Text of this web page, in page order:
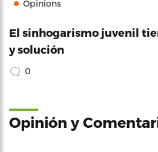
Opinions
El sinhogarismo juvenil
y solución
0
Opinión y